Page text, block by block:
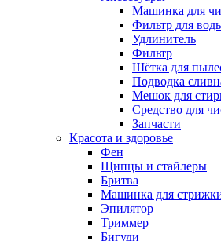
Машинка для
Фильтр для
Удлинитель
Фильтр
Шётка для
Подводка
Мешок для
Средство для
Запчасти
Красота и здоровье
Фен
Щипцы и стайлеры
Бритва
Машинка для
Эпилятор
Триммер
Бигуди